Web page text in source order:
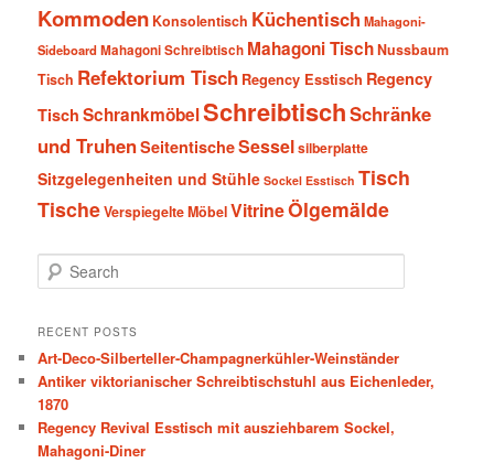
Kommoden Konsolentisch Küchentisch Mahagoni-
SideboardMahagoni Schreibtisch Mahagoni TischNussbaum
Tisch Refektorium Tisch Regency Esstisch Regency
Tisch SchrankmöbelSchreibtischSchränke
und TruhenSeitentischeSesselsilberplatte
Sitzgelegenheiten und Stühle Sockel Esstisch Tisch
TischeVerspiegelte MöbelVitrineÖlgemälde
e
r
h
RECENT POSTS
Art-Deco-Silberteller-Champagnerkühler-Weinständer
Antiker viktorianischer Schreibtischstuhl aus Eichenleder,
1870
Regency Revival Esstisch mit ausziehbarem Sockel,
Mahagoni-Diner